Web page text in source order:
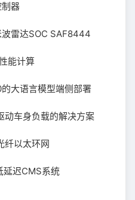
器
雷达SOC SAF8444
能计算
大语言模型端侧部署
车身负载的解决方案
纤以太环网
迟CMS系统